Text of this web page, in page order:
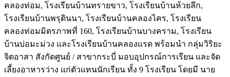
คลองท่อม, โรงเรียนบ้านทรายขาว, โรงเรียนบ้านห้วยลึก,
โรงเรียนบ้านพรุดินนา, โรงเรียนบ้านคลองไคร, โรงเรียน
คลองท่อมมิตรภาพที่ 160, โรงเรียนบ้านบางคราม, โรงเรียน
บ้านบ่อมะม่วง และโรงเรียนบ้านคลองแรด พร้อมนำ กลุ่มวิริยะ
จิตอาสา สังกัดศูนย์ / สาขากระบี่ มอบอุปกรณ์การเรียน และจัด
เลี้ยงอาหารว่าง แก่ตัวแทนนักเรียน ทั้ง 9 โรงเรียน โดยมี นาย